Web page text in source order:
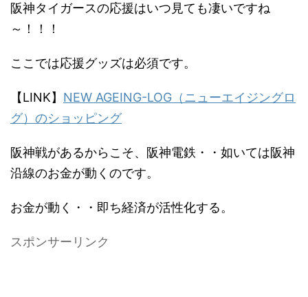
阪神タイガースの応援はいつ見ても凄いですね
～！！！
ここでは応援グッズは必須です。
【LINK】 NEW AGEING-LOG（ニューエイジングロ
グ）のショッピング
阪神戦があるからこそ、阪神電鉄・・如いては阪神
沿線のお金が動くのです。
お金が動く・・即ち経済が活性化する。
スポンサーリンク